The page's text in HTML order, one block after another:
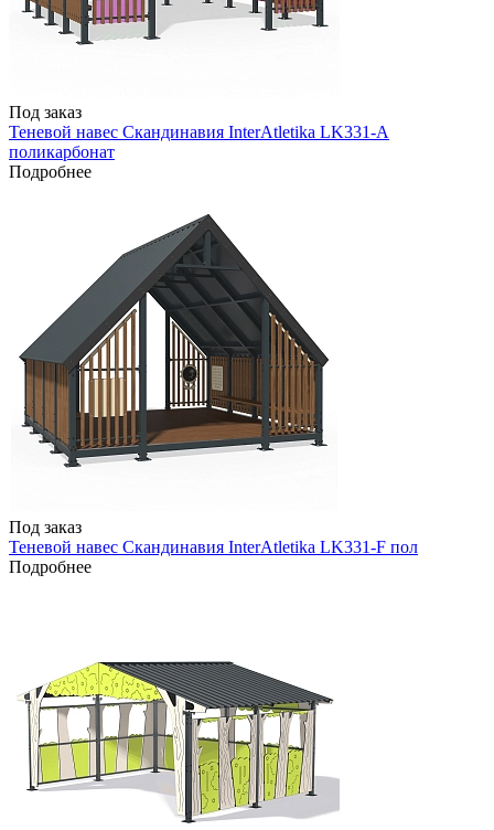
Под заказ
Теневой навес Скандинавия InterAtletika LK331-A
поликарбонат
Подробнее
Под заказ
Теневой навес Скандинавия InterAtletika LK331-F пол
Подробнее